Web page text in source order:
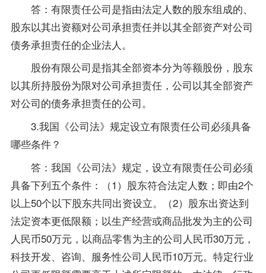
答：有限责任公司是指由法定人数的股东组成的、
股东以其出资额对公司承担责任并以其全部资产对公司
债务承担责任的企业法人。
股份有限公司是指其全部资本分为等额股份，股东
以其所持股份为限对公司承担责任，公司以其全部资产
对公司的债务承担责任的公司。
3.我国《公司法》规定设立有限责任公司必须具备
哪些条件？
答：我国《公司法》规定，设立有限责任公司必须
具备下列五个条件：（1）股东符合法定人数；即由2个
以上50个以下股东共同出资设立。（2）股东出资达到
法定资本更低限额；以生产经营或商品批发为主的公司
人民币50万元，以商品零售为主的公司人民币30万元，
科技开发、咨询、服务性公司人民币10万元。特定行业